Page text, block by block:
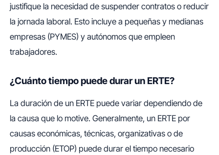
justifique la necesidad de suspender contratos o reducir
la jornada laboral. Esto incluye a pequeñas y medianas
empresas (PYMES) y autónomos que empleen
trabajadores.
¿Cuánto tiempo puede durar un ERTE?
La duración de un ERTE puede variar dependiendo de
la causa que lo motive. Generalmente, un ERTE por
causas económicas, técnicas, organizativas o de
producción (ETOP) puede durar el tiempo necesario